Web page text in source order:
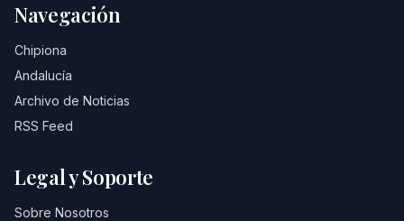
Navegación
Chipiona
Andalucía
Archivo de Noticias
RSS Feed
Legal y Soporte
Sobre Nosotros